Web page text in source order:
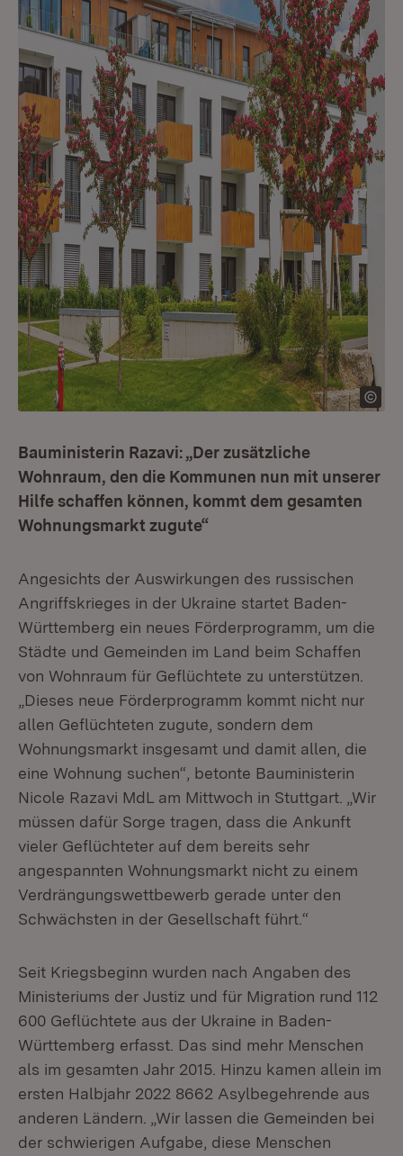
Bauministerin Razavi: „Der zusätzliche
Wohnraum, den die Kommunen nun mit unserer
Hilfe schaffen können, kommt dem gesamten
Wohnungsmarkt zugute“
Angesichts der Auswirkungen des russischen
Angriffskrieges in der Ukraine startet Baden-
Württemberg ein neues Förderprogramm, um die
Städte und Gemeinden im Land beim Schaffen
von Wohnraum für Geflüchtete zu unterstützen.
„Dieses neue Förderprogramm kommt nicht nur
allen Geflüchteten zugute, sondern dem
Wohnungsmarkt insgesamt und damit allen, die
eine Wohnung suchen“, betonte Bauministerin
Nicole Razavi MdL am Mittwoch in Stuttgart. „Wir
müssen dafür Sorge tragen, dass die Ankunft
vieler Geflüchteter auf dem bereits sehr
angespannten Wohnungsmarkt nicht zu einem
Verdrängungswettbewerb gerade unter den
Schwächsten in der Gesellschaft führt.“
Seit Kriegsbeginn wurden nach Angaben des
Ministeriums der Justiz und für Migration rund 112
600 Geflüchtete aus der Ukraine in Baden-
Württemberg erfasst. Das sind mehr Menschen
als im gesamten Jahr 2015. Hinzu kamen allein im
ersten Halbjahr 2022 8662 Asylbegehrende aus
anderen Ländern. „Wir lassen die Gemeinden bei
der schwierigen Aufgabe, diese Menschen